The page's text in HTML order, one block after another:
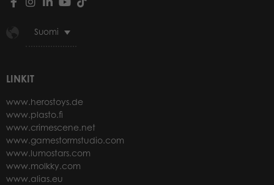
Suomi
LINKIT
www.herostoys.de
www.plasto.fi
www.crimescene.net
www.gamestormstudio.com
www.lumostars.com
www.molkky.com
www.alias.eu